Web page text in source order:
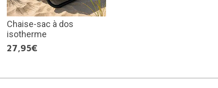
Chaise-sac à dos
isotherme
27,95€